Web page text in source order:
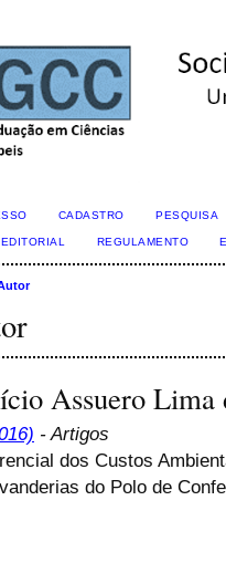
CADASTRO PESQUISA
REGULAMENTO
Assuero Lima
- Artigos
dos Custos
do Polo de